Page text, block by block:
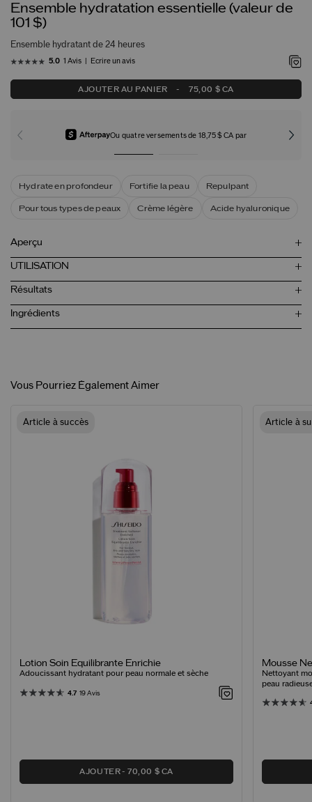
Ensemble hydratation essentielle (valeur de
101 $)
Ensemble hydratant de 24 heures
5.0 1 Avis Écrire un avis
AJOUTER AU PANIER - 75,00 $ CA
Ou quatre versements de 18,75 $ CA par
Hydrate en profondeur Fortifie la peau Repulpant
Pour tous types de peaux Crème légère Acide hyaluronique
Aperçu
UTILISATION
Résultats
Ingrédients
Vous Pourriez Également Aimer
Article à succès
Lotion Soin Equilibrante Enrichie
Adoucissant hydratant pour peau normale et sèche
4.7 19 Avis
AJOUTER 70,00 $ CA
Article à
Mousse
Nettoyant
peau